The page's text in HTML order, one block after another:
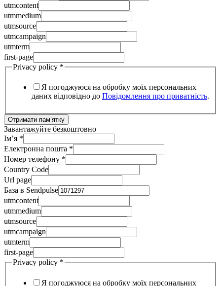
utmcontent
utmmedium
utmsource
utmcampaign
utmterm
first-page
Privacy policy *
Я погоджуюся на обробку моїх персональних
даних відповідно до Повідомлення про приватність.
Отримати пам’ятку
Завантажуйте безкоштовно
Ім’я *
Електронна пошта *
Номер телефону *
Country Code
Url page
База в Sendpulse
utmcontent
utmmedium
utmsource
utmcampaign
utmterm
utmmedium
пошта
utmterm
first-page
Privacy policy *
Я погоджуюся на обробку моїх персональних